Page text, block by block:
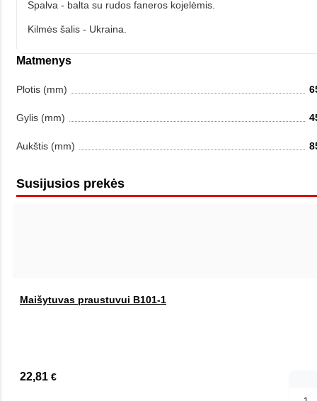
Spalva - balta su rudos faneros kojelėmis.
Kilmės šalis - Ukraina.
Matmenys
Plotis (mm)
Gylis (mm)
Aukštis (mm)
Susijusios prekės
Maišytuvas praustuvui B101-1
22,81 €